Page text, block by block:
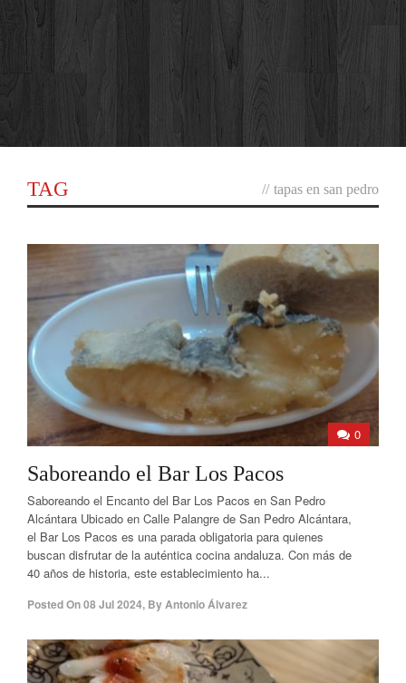
TAG // tapas en san pedro
0
Saboreando el Bar Los Pacos
Saboreando el Encanto del Bar Los Pacos en San Pedro
Alcántara Ubicado en Calle Palangre de San Pedro Alcántara,
el Bar Los Pacos es una parada obligatoria para quienes
buscan disfrutar de la auténtica cocina andaluza. Con más de
40 años de historia, este establecimiento ha...
Posted On08 Jul 2024, ByAntonio Álvarez